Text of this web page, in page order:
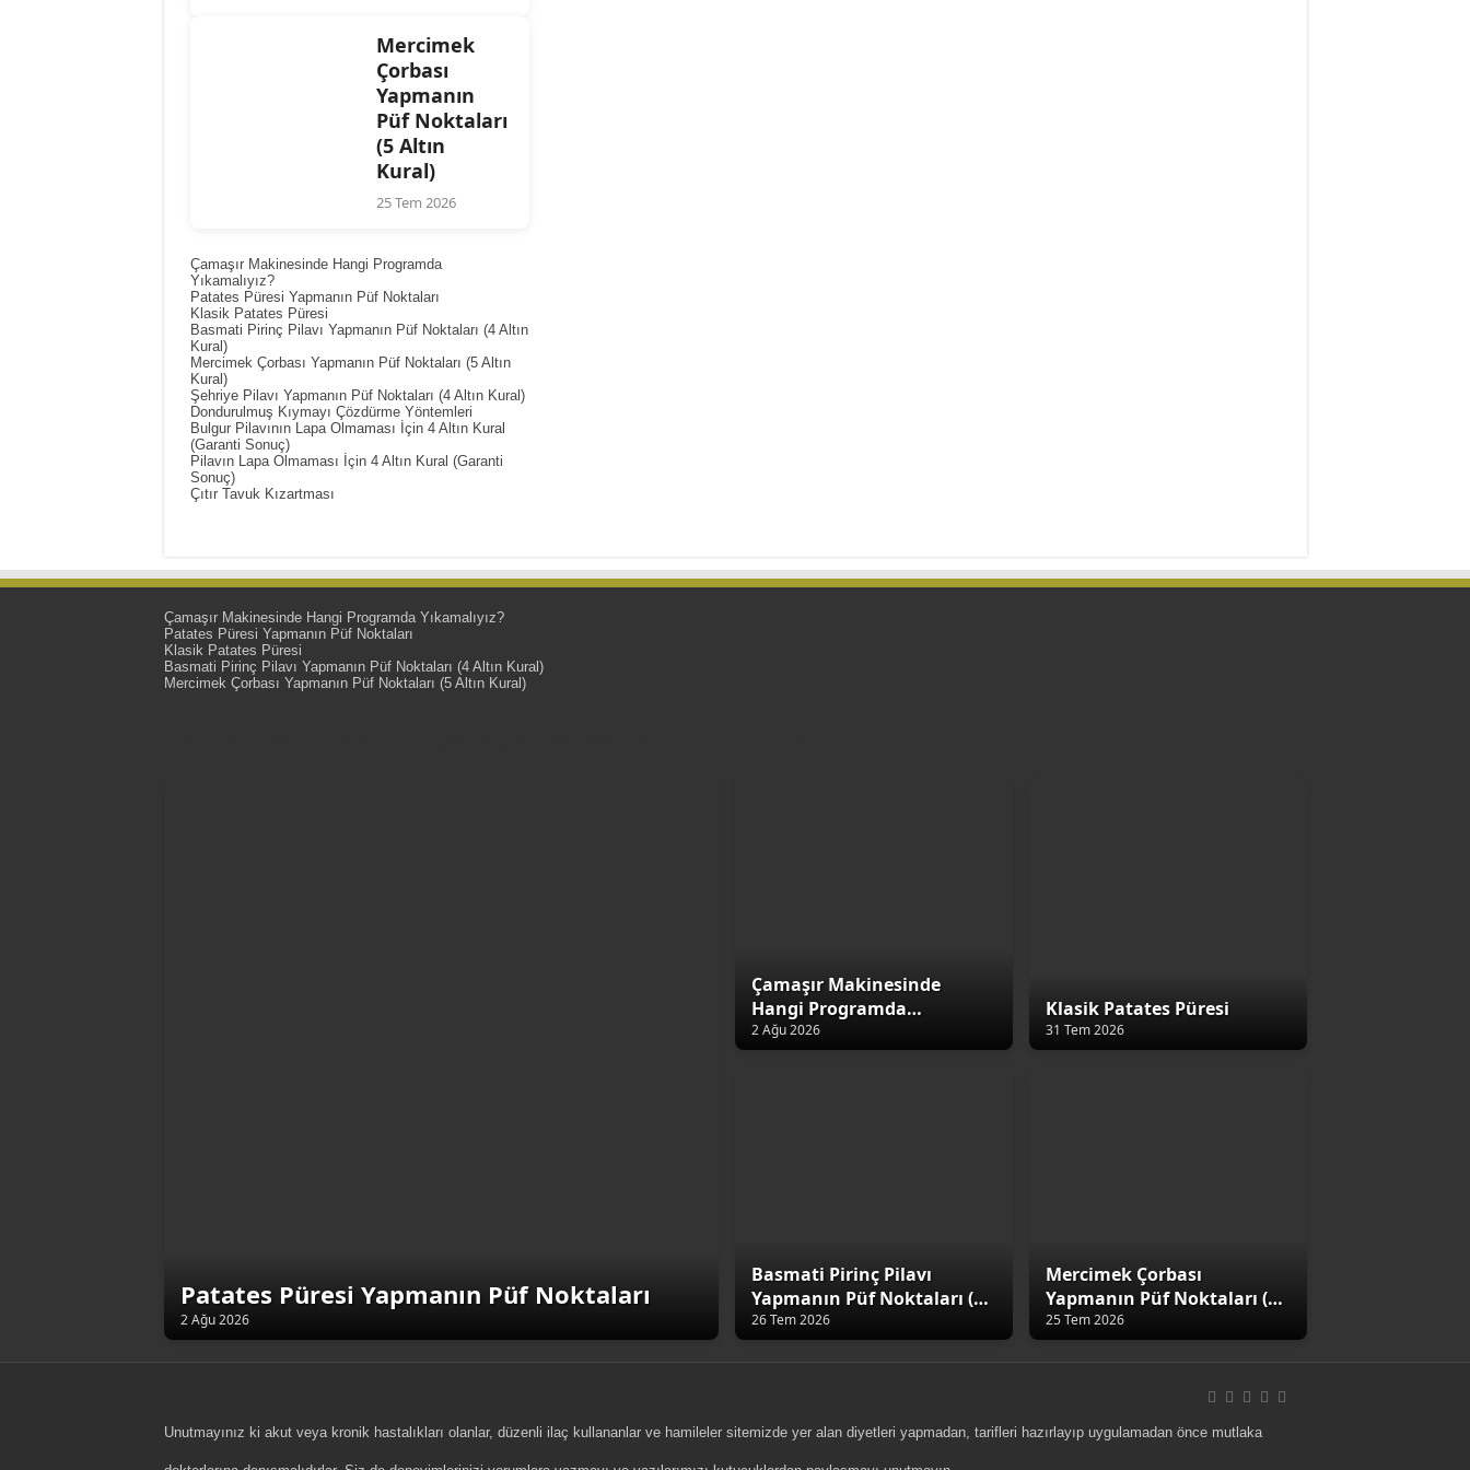
Mercimek
Çorbası
Yapmanın
Püf Noktaları
(5 Altın
Kural)
25 Tem 2026
Çamaşır Makinesinde Hangi Programda
Yıkamalıyız?
Patates Püresi Yapmanın Püf Noktaları
Klasik Patates Püresi
Basmati Pirinç Pilavı Yapmanın Püf Noktaları (4 Altın
Kural)
Mercimek Çorbası Yapmanın Püf Noktaları (5 Altın
Kural)
Şehriye Pilavı Yapmanın Püf Noktaları (4 Altın Kural)
Dondurulmuş Kıymayı Çözdürme Yöntemleri
Bulgur Pilavının Lapa Olmaması İçin 4 Altın Kural
(Garanti Sonuç)
Pilavın Lapa Olmaması İçin 4 Altın Kural (Garanti
Sonuç)
Çıtır Tavuk Kızartması
Çamaşır Makinesinde Hangi Programda Yıkamalıyız?
Patates Püresi Yapmanın Püf Noktaları
Klasik Patates Püresi
Basmati Pirinç Pilavı Yapmanın Püf Noktaları (4 Altın Kural)
Mercimek Çorbası Yapmanın Püf Noktaları (5 Altın Kural)
Patates Püresi Yapmanın Püf Noktaları
2 Ağu 2026
Çamaşır Makinesinde
Hangi Programda
Yıkamalıyız?
2 Ağu 2026
Klasik Patates Püresi
31 Tem 2026
Basmati Pirinç Pilavı
Yapmanın Püf Noktaları (4
Altın Kural)
26 Tem 2026
Mercimek Çorbası
Yapmanın Püf Noktaları (5
Altın Kural)
25 Tem 2026
Unutmayınız ki akut veya kronik hastalıkları olanlar, düzenli ilaç kullananlar ve hamileler sitemizde yer alan diyetleri yapmadan, tarifleri hazırlayıp uygulamadan önce mutlaka